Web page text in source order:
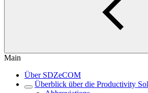
Main
Über SDZeCOM
Überblick über die Productivity